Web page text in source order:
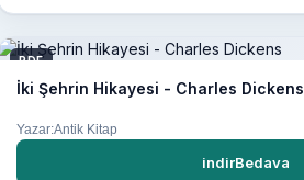
PDF
İki Şehrin Hikayesi - Charles Dickens
Yazar:Antik Kitap
indirBedava